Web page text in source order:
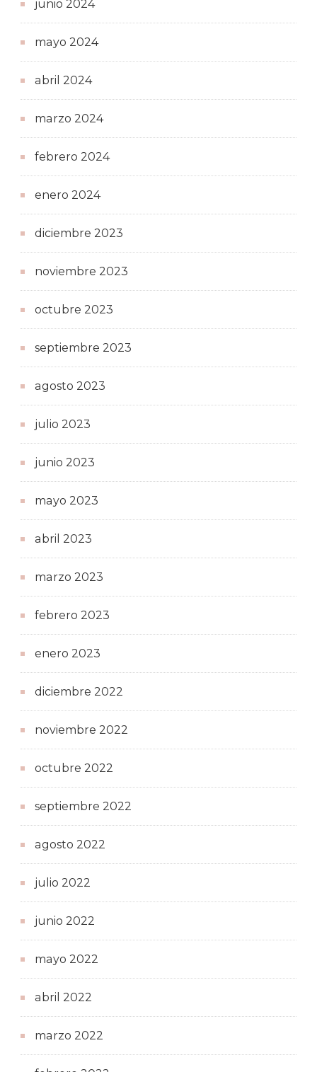
junio 2024
mayo 2024
abril 2024
marzo 2024
febrero 2024
enero 2024
diciembre 2023
noviembre 2023
octubre 2023
septiembre 2023
agosto 2023
julio 2023
junio 2023
mayo 2023
abril 2023
marzo 2023
febrero 2023
enero 2023
diciembre 2022
noviembre 2022
octubre 2022
septiembre 2022
agosto 2022
julio 2022
junio 2022
mayo 2022
abril 2022
marzo 2022